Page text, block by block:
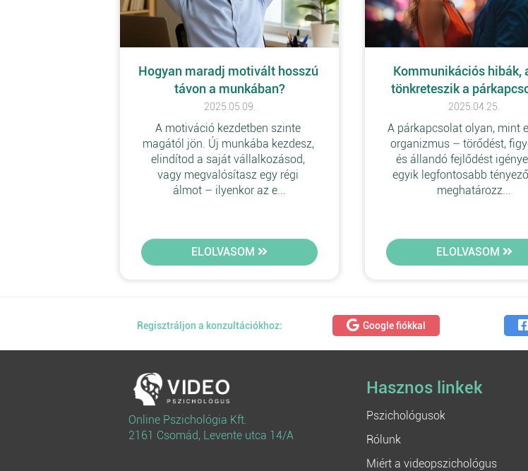
Hogyan maradj motivált hosszú
távon a munkában?
2025.05.09.
A motiváció kezdetben szinte
magától jön. Új munkába kezdesz,
elindítod a saját vállalkozásod,
vagy megvalósítasz egy régi
álmot – ilyenkor az e...
ELOLVASOM
Kommunikációs hibák,
tönkreteszik a
2025.04.25.
A párkapcsolat olyan, mint
organizmus – törődést,
és állandó fejlődést
egyik legfontosabb
meghatározz...
ELOLVASOM
Regisztráljon a konzultációkhoz: Google fiókkal
Online Pszichológia Kft.
2161 Csomád, Levente utca 14/A
Hasznos linkek
Pszichológusok
Rólunk
Miért a videopszichológus